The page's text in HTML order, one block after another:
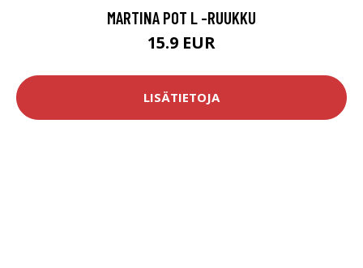
MARTINA POT L -RUUKKU
15.9 EUR
LISÄTIETOJA